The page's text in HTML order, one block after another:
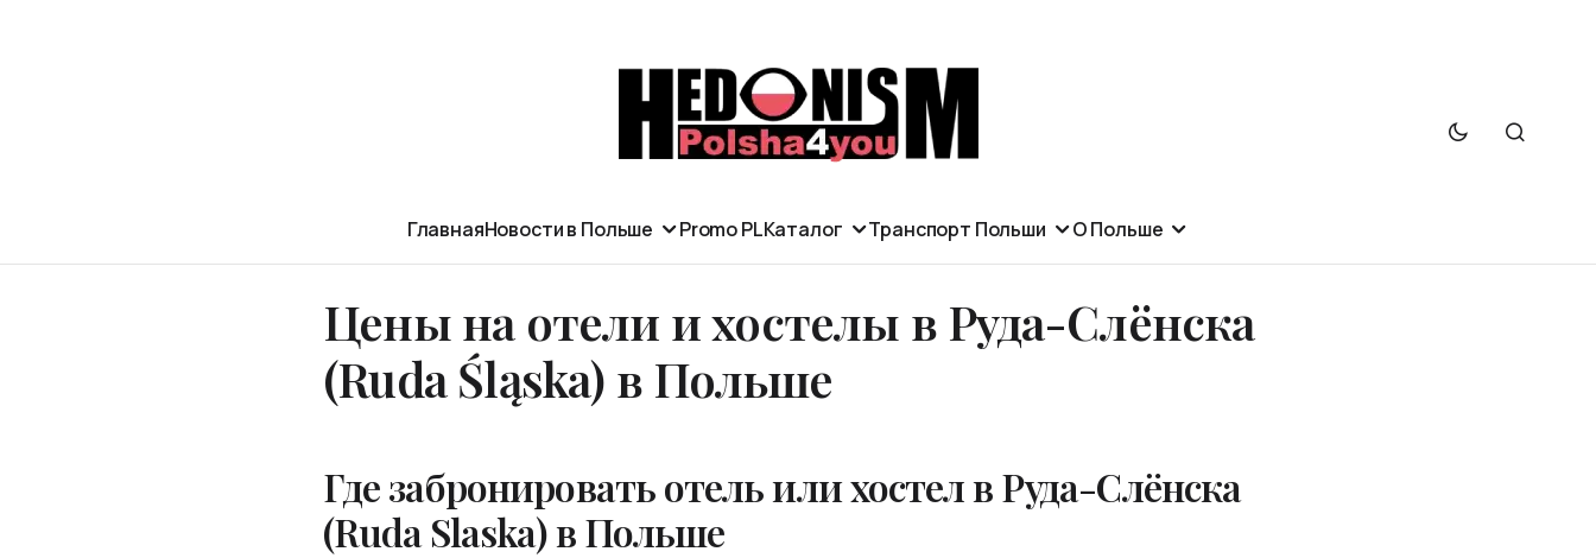
ГлавнаяНовости в Польше Promo PLКаталог Транспорт Польши О Польше
Цены на отели и хостелы в Руда-Слёнска
(Ruda Śląska) в Польше
Где забронировать отель или хостел в Руда-Слёнска
(Ruda Slaska) в Польше